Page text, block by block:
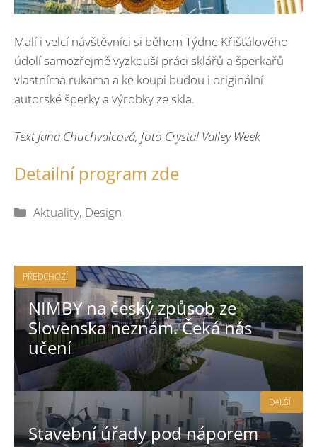
Malí i velcí návštěvníci si během Týdne Křišťálového
údolí samozřejmě vyzkouší práci sklářů a šperkařů
vlastníma rukama a ke koupi budou i originální
autorské šperky a výrobky ze skla.
Text Jana Chuchvalcová, foto Crystal Valley Week
Detailní program zde
Rubriky
Aktuality, Design
PŘEDCHOZÍ
NIMBY na český způsob ze
Slovenska neznám. Čeká nás
učení
Stavební úřady pod náporem
DALŠÍ